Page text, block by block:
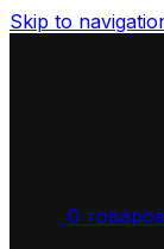
Skip to
0 товаров